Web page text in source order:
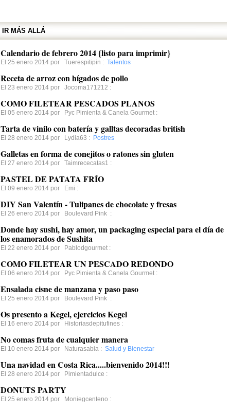
IR MÁS ALLÁ
Calendario de febrero 2014 {listo para imprimir}
El 25 enero 2014 por Tuerespitipin : Talentos
Receta de arroz con hígados de pollo
El 23 enero 2014 por Jocoma171212 :
COMO FILETEAR PESCADOS PLANOS
El 05 enero 2014 por Pyc Pimienta & Canela Gourmet :
Tarta de vinilo con batería y galltas decoradas british
El 28 enero 2014 por Lydia63 : Postres
Galletas en forma de conejitos o ratones sin gluten
El 27 enero 2014 por Taimrececatas1 :
PASTEL DE PATATA FRÍO
El 09 enero 2014 por Emi :
DIY San Valentín - Tulipanes de chocolate y fresas
El 26 enero 2014 por Boulevard Pink :
Donde hay sushi, hay amor, un packaging especial para el día de
los enamorados de Sushita
El 22 enero 2014 por Pablodgourmet :
COMO FILETEAR UN PESCADO REDONDO
El 06 enero 2014 por Pyc Pimienta & Canela Gourmet :
Ensalada cisne de manzana y paso paso
El 25 enero 2014 por Boulevard Pink :
Os presento a Kegel, ejercicios Kegel
El 16 enero 2014 por Historiasdepitufines :
No comas fruta de cualquier manera
El 10 enero 2014 por Naturasabia : Salud y Bienestar
Una navidad en Costa Rica.....bienvenido 2014!!!
El 28 enero 2014 por Pimientadulce :
DONUTS PARTY
El 25 enero 2014 por Moniegcenteno :